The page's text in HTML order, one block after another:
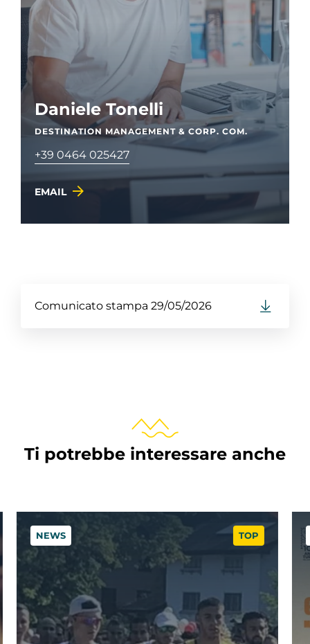
Daniele Tonelli
DESTINATION MANAGEMENT & CORP. COM.
+39 0464 025427
EMAIL
Comunicato stampa 29/05/2026
Ti potrebbe interessare anche
TOP
NEWS